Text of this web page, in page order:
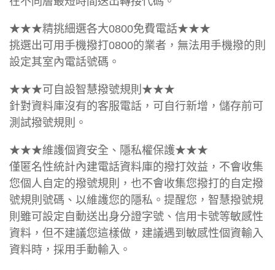
★★★精挑細選各大0800免費電話★★★
挑選出可用手機撥打0800的業者，無法用手機撥的則
設定其室內電話號碼。
★★★可自設智慧撥號規則★★★
針對資料庫沒有的客服電話，可自行新增，儲存前可
測試撥號規則。
★★★維護個資安全、隱私權保護★★★
僅匿名性統計內建電話資料庫的撥打效益，不會收集
您個人自定的撥號規則，也不會收集您撥打的自定撥
號規則號碼、以維護您的隱私。提醒您，智慧撥號規
則雖可設定自動送出身分證字號、信用卡號等敏感性
資料，但不建議您這樣做，建議遇到敏感性個資輸入
資料時，採用手動輸入。